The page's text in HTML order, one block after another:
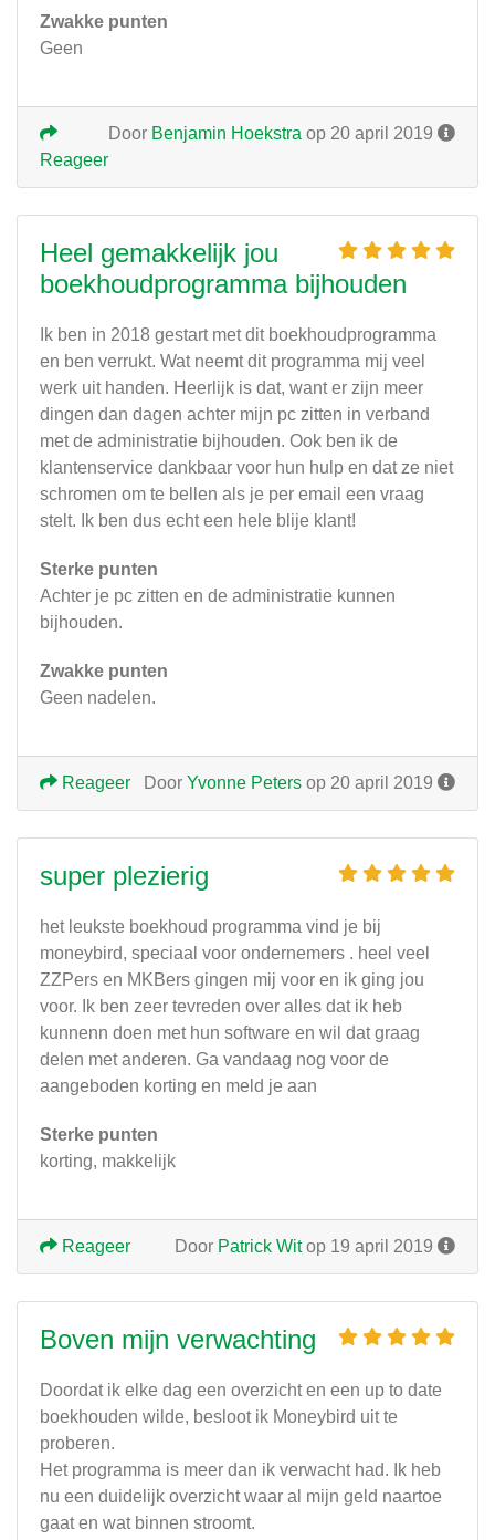
Zwakke punten
Geen
Door Benjamin Hoekstra op 20 april 2019
Reageer
Heel gemakkelijk jou
boekhoudprogramma bijhouden
Ik ben in 2018 gestart met dit boekhoudprogramma
en ben verrukt. Wat neemt dit programma mij veel
werk uit handen. Heerlijk is dat, want er zijn meer
dingen dan dagen achter mijn pc zitten in verband
met de administratie bijhouden. Ook ben ik de
klantenservice dankbaar voor hun hulp en dat ze niet
schromen om te bellen als je per email een vraag
stelt. Ik ben dus echt een hele blije klant!
Sterke punten
Achter je pc zitten en de administratie kunnen
bijhouden.
Zwakke punten
Geen nadelen.
Door Yvonne Peters op 20 april 2019
Reageer
super plezierig
het leukste boekhoud programma vind je bij
moneybird, speciaal voor ondernemers . heel veel
ZZPers en MKBers gingen mij voor en ik ging jou
voor. Ik ben zeer tevreden over alles dat ik heb
kunnenn doen met hun software en wil dat graag
delen met anderen. Ga vandaag nog voor de
aangeboden korting en meld je aan
Sterke punten
korting, makkelijk
Door Patrick Witop 19 april 2019
Reageer
Boven mijn verwachting
Doordat ik elke dag een overzicht en een up to date
boekhouden wilde, besloot ik Moneybird uit te
proberen.
Het programma is meer dan ik verwacht had. Ik heb
nu een duidelijk overzicht waar al mijn geld naartoe
gaat en wat binnen stroomt.